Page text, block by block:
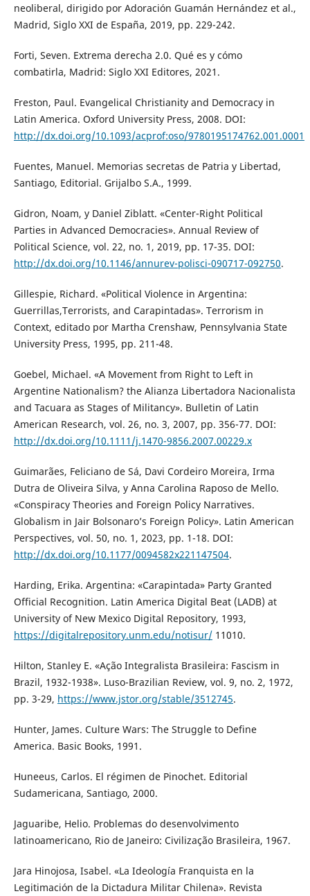
neoliberal, dirigido por Adoración Guamán Hernández et al.,
Madrid, Siglo XXI de España, 2019, pp. 229-242.
Forti, Seven. Extrema derecha 2.0. Qué es y cómo
combatirla, Madrid: Siglo XXI Editores, 2021.
Freston, Paul. Evangelical Christianity and Democracy in
Latin America. Oxford University Press, 2008. DOI:
http://dx.doi.org/10.1093/acprof:oso/9780195174762.001.0001
Fuentes, Manuel. Memorias secretas de Patria y Libertad,
Santiago, Editorial. Grijalbo S.A., 1999.
Gidron, Noam, y Daniel Ziblatt. «Center-Right Political
Parties in Advanced Democracies». Annual Review of
Political Science, vol. 22, no. 1, 2019, pp. 17-35. DOI:
http://dx.doi.org/10.1146/annurev-polisci-090717-092750.
Gillespie, Richard. «Political Violence in Argentina:
Guerrillas,Terrorists, and Carapintadas». Terrorism in
Context, editado por Martha Crenshaw, Pennsylvania State
University Press, 1995, pp. 211-48.
Goebel, Michael. «A Movement from Right to Left in
Argentine Nationalism? the Alianza Libertadora Nacionalista
and Tacuara as Stages of Militancy». Bulletin of Latin
American Research, vol. 26, no. 3, 2007, pp. 356-77. DOI:
http://dx.doi.org/10.1111/j.1470-9856.2007.00229.x
Guimarães, Feliciano de Sá, Davi Cordeiro Moreira, Irma
Dutra de Oliveira Silva, y Anna Carolina Raposo de Mello.
«Conspiracy Theories and Foreign Policy Narratives.
Globalism in Jair Bolsonaro’s Foreign Policy». Latin American
Perspectives, vol. 50, no. 1, 2023, pp. 1-18. DOI:
http://dx.doi.org/10.1177/0094582x221147504.
Harding, Erika. Argentina: «Carapintada» Party Granted
Official Recognition. Latin America Digital Beat (LADB) at
University of New Mexico Digital Repository, 1993,
https://digitalrepository.unm.edu/notisur/11010.
Hilton, Stanley E. «Ação Integralista Brasileira: Fascism in
Brazil, 1932-1938». Luso-Brazilian Review, vol. 9, no. 2, 1972,
pp. 3-29, https://www.jstor.org/stable/3512745.
Hunter, James. Culture Wars: The Struggle to Define
America. Basic Books, 1991.
Huneeus, Carlos. El régimen de Pinochet. Editorial
Sudamericana, Santiago, 2000.
Jaguaribe, Helio. Problemas do desenvolvimento
latinoamericano, Rio de Janeiro: Civilização Brasileira, 1967.
Jara Hinojosa, Isabel. «La Ideología Franquista en la
Legitimación de la Dictadura Militar Chilena». Revista